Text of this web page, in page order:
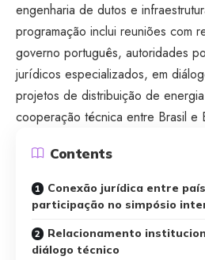
engenharia de dutos e
programação inclui reuniões com
governo português, autoridades
jurídicos especializados, em
projetos de distribuição de
cooperação técnica entre Brasil e
Contents
Conexão jurídica entre
participação no simpósio
Relacionamento
diálogo técnico